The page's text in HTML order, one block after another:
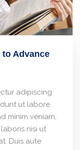
Advance
adipiscing
ut labore
minim veniam,
nisi ut
Duis aute